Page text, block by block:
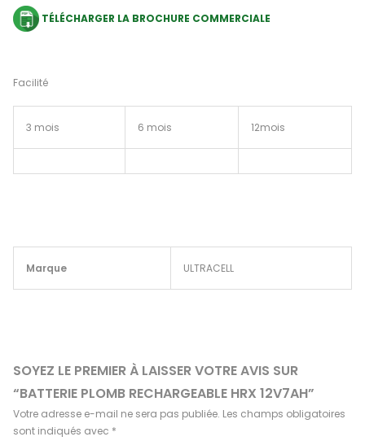
TÉLÉCHARGER LA BROCHURE COMMERCIALE
Facilité
3 mois 6 mois 12mois
Marque ULTRACELL
SOYEZ LE PREMIER À LAISSER VOTRE AVIS SUR
“BATTERIE PLOMB RECHARGEABLE HRX 12V7AH”
Votre adresse e-mail ne sera pas publiée. Les champs obligatoires
sont indiqués avec *